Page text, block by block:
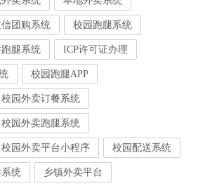
团购系统 校园跑腿系统
腿系统 ICP许可证办理
校园跑腿APP
校园外卖订餐系统
校园外卖跑腿系统
校园外卖平台小程序 校园配送系统
统 乡镇外卖平台